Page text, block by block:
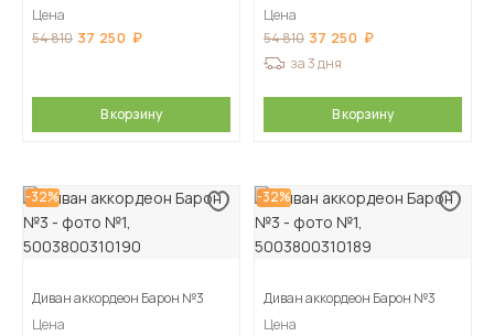
Цена
54 810 37 250
В корзину
Цена
54 810 37 250
за 3 дня
В корзину
-32%
Диван аккордеон Барон №3
Цена
-32%
Диван аккордеон Барон №3
Цена